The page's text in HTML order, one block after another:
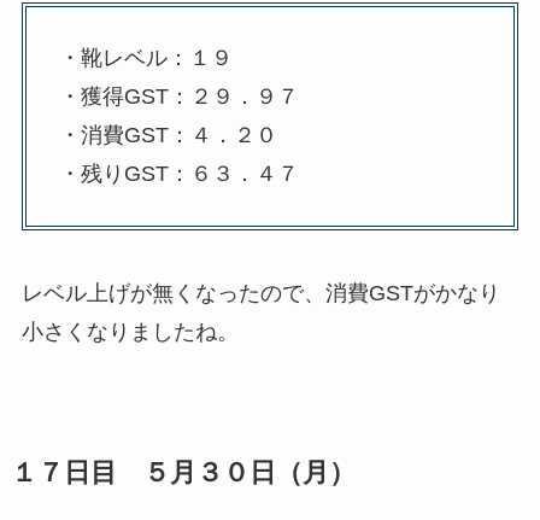
・靴レベル：１９
・獲得GST：２９．９７
・消費GST：４．２０
・残りGST：６３．４７
レベル上げが無くなったので、消費GSTがかなり
小さくなりましたね。
１７日目 ５月３０日（月）